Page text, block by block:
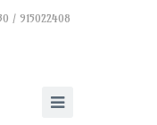
/ 915022408